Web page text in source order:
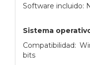
Software incluido:
Sistema
Compatibilidad:
bits